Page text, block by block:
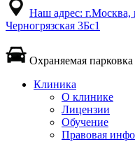
Наш адрес: г.Москва,
Черногрязская 3Бс1
Охраняемая
Клиника
О клинике
Лицензии
Обучение
Правовая